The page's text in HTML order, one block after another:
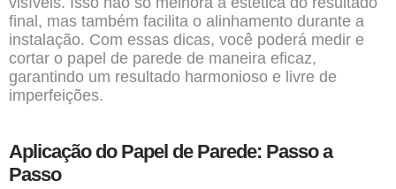
final, mas também facilita o alinhamento durante a
instalação. Com essas dicas, você poderá medir e
cortar o papel de parede de maneira eficaz,
garantindo um resultado harmonioso e livre de
imperfeições.
Aplicação do Papel de Parede: Passo a
Passo